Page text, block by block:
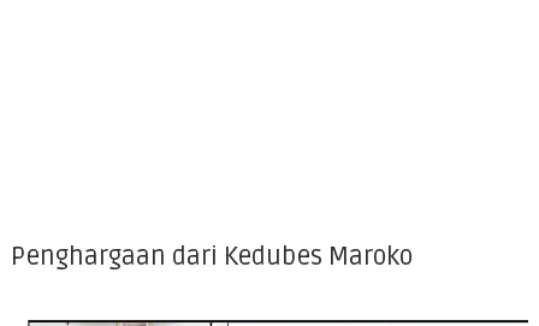
Penghargaan dari Kedubes Maroko